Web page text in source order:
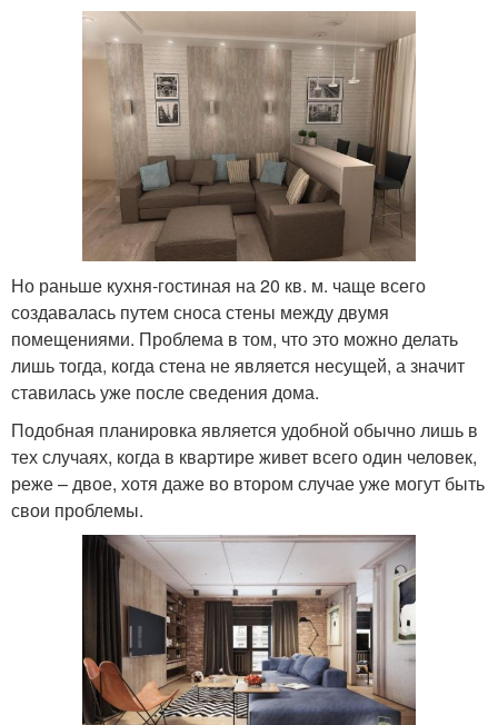
Но раньше кухня-гостиная на 20 кв. м. чаще всего
создавалась путем сноса стены между двумя
помещениями. Проблема в том, что это можно делать
лишь тогда, когда стена не является несущей, а значит
ставилась уже после сведения дома.
Подобная планировка является удобной обычно лишь в
тех случаях, когда в квартире живет всего один человек,
реже – двое, хотя даже во втором случае уже могут быть
свои проблемы.